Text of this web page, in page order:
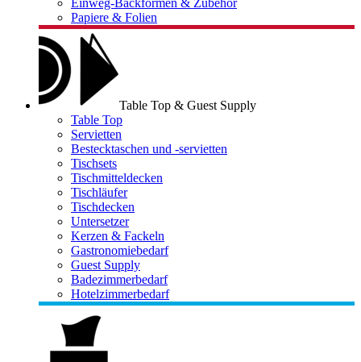
Einweg-Backformen & Zubehör
Papiere & Folien
Table Top & Guest Supply
Table Top
Servietten
Bestecktaschen und -servietten
Tischsets
Tischmitteldecken
Tischläufer
Tischdecken
Untersetzer
Kerzen & Fackeln
Gastronomiebedarf
Guest Supply
Badezimmerbedarf
Hotelzimmerbedarf